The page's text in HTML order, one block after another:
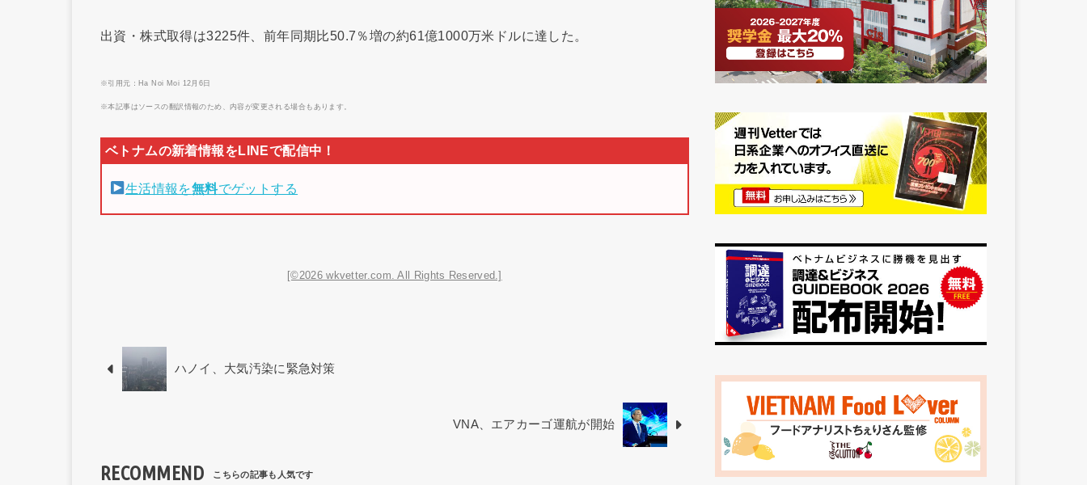
出資・株式取得は3225件、前年同期比50.7％増の約61億1000万米ドルに達した。
※引用元：Ha Noi Moi 12月6日
※本記事はソースの翻訳情報のため、内容が変更される場合もあります。
生活情報を無料でゲットする
[©2026 wkvetter.com. All Rights Reserved.]
ハノイ、大気汚染に緊急対策
VNA、エアカーゴ運航が開始
RECOMMEND